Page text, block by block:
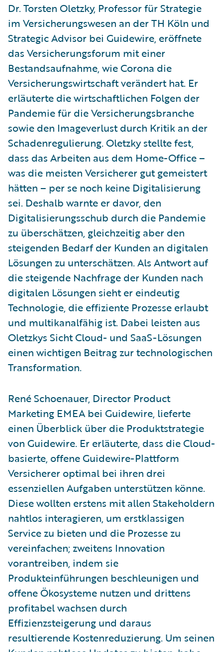
Dr. Torsten Oletzky, Professor für Strategie
im Versicherungswesen an der TH Köln und
Strategic Advisor bei Guidewire, eröffnete
das Versicherungsforum mit einer
Bestandsaufnahme, wie Corona die
Versicherungswirtschaft verändert hat. Er
erläuterte die wirtschaftlichen Folgen der
Pandemie für die Versicherungsbranche
sowie den Imageverlust durch Kritik an der
Schadenregulierung. Oletzky stellte fest,
dass das Arbeiten aus dem Home-Office –
was die meisten Versicherer gut gemeistert
hätten – per se noch keine Digitalisierung
sei. Deshalb warnte er davor, den
Digitalisierungsschub durch die Pandemie
zu überschätzen, gleichzeitig aber den
steigenden Bedarf der Kunden an digitalen
Lösungen zu unterschätzen. Als Antwort auf
die steigende Nachfrage der Kunden nach
digitalen Lösungen sieht er eindeutig
Technologie, die effiziente Prozesse erlaubt
und multikanalfähig ist. Dabei leisten aus
Oletzkys Sicht Cloud- und SaaS-Lösungen
einen wichtigen Beitrag zur technologischen
Transformation.
René Schoenauer, Director Product
Marketing EMEA bei Guidewire, lieferte
einen Überblick über die Produktstrategie
von Guidewire. Er erläuterte, dass die Cloud-
basierte, offene Guidewire-Plattform
Versicherer optimal bei ihren drei
essenziellen Aufgaben unterstützen könne.
Diese wollten erstens mit allen Stakeholdern
nahtlos interagieren, um erstklassigen
Service zu bieten und die Prozesse zu
vereinfachen; zweitens Innovation
vorantreiben, indem sie
Produkteinführungen beschleunigen und
offene Ökosysteme nutzen und drittens
profitabel wachsen durch
Effizienzsteigerung und daraus
resultierende Kostenreduzierung. Um seinen